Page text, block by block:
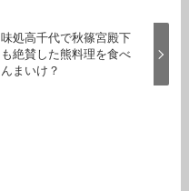
味処高千代で秋篠宮殿下
も絶賛した熊料理を食べ
んまいけ？